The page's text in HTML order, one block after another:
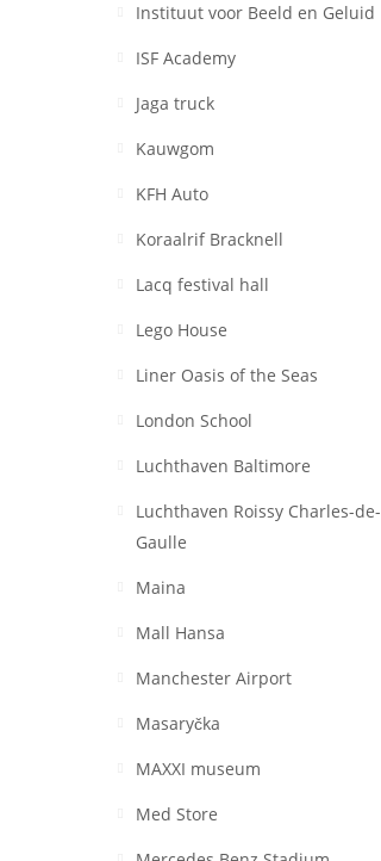
Instituut voor Beeld en Geluid
ISF Academy
Jaga truck
Kauwgom
KFH Auto
Koraalrif Bracknell
Lacq festival hall
Lego House
Liner Oasis of the Seas
London School
Luchthaven Baltimore
Luchthaven Roissy Charles-de-
Gaulle
Maina
Mall Hansa
Manchester Airport
Masaryčka
MAXXI museum
Med Store